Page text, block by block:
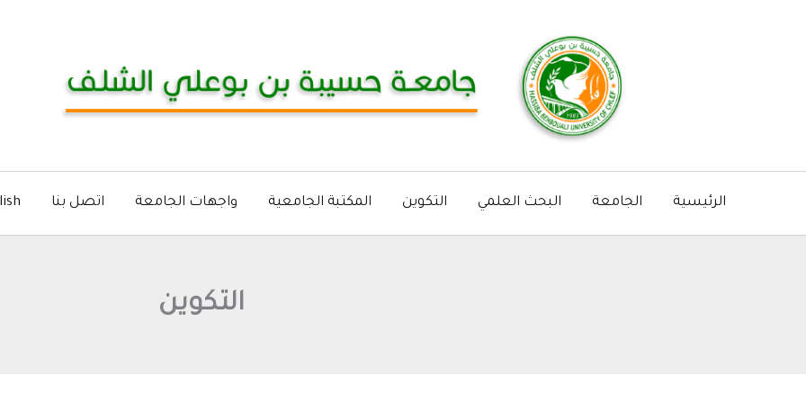
الرئيسية الجامعة البحث العلمي التكوين المكتبة الجامعية واجهات الجامعة اتصل بنا
التكوين